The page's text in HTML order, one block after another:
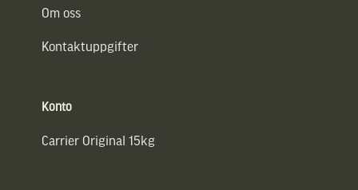
Om oss
Kontaktuppgifter
Konto
Carrier Original 15kg